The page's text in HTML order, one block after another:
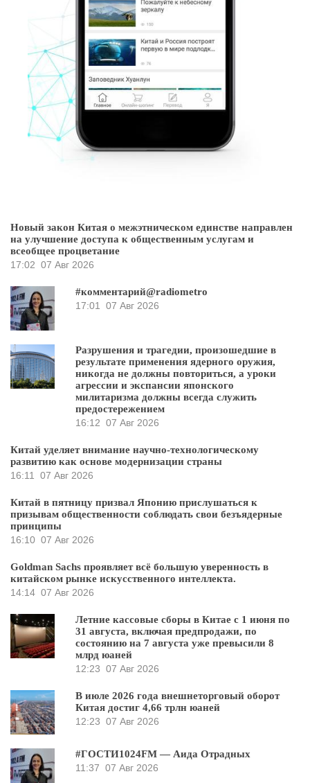
Новый закон Китая о межэтническом единстве направлен
на улучшение доступа к общественным услугам и
всеобщее процветание
17:02 07 Авг 2026
#комментарий@radiometro
17:01
07 Авг 2026
Разрушения и трагедии, произошедшие в
результате применения ядерного оружия,
никогда не должны повториться, а уроки
агрессии и экспансии японского
милитаризма должны всегда служить
предостережением
16:12 07 Авг 2026
Китай уделяет внимание научно-технологическому
развитию как основе модернизации страны
16:11
07 Авг 2026
Китай в пятницу призвал Японию прислушаться к
призывам общественности соблюдать свои безъядерные
принципы
16:10 07 Авг 2026
Goldman Sachs проявляет всё большую уверенность в
китайском рынке искусственного интеллекта.
14:14 07 Авг 2026
Летние кассовые сборы в Китае с 1 июня по
31 августа, включая предпродажи, по
состоянию на 7 августа уже превысили 8
млрд юаней
12:23 07 Авг 2026
В июле 2026 года внешнеторговый оборот
Китая достиг 4,66 трлн юаней
12:23 07 Авг 2026
#ГОСТИ1024FM — Аида Отрадных
11:37 07 Авг 2026